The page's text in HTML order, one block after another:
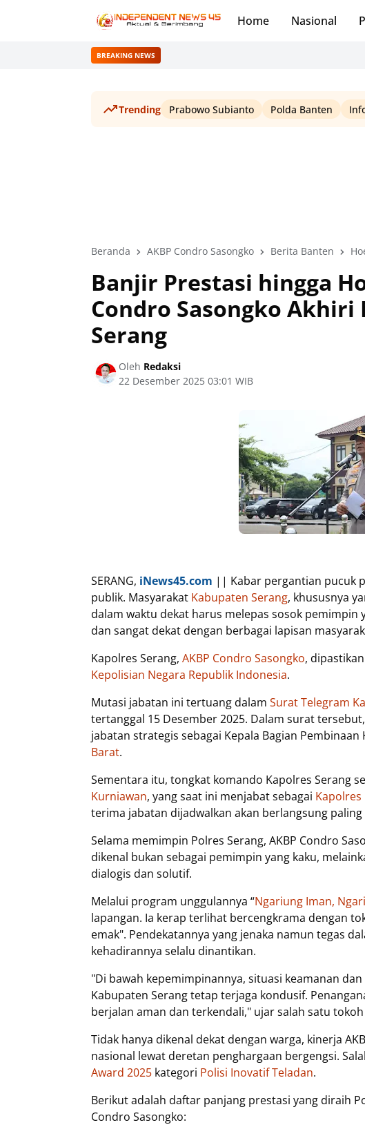
Home Nasional
BREAKING NEWS
Trending Prabowo Subianto Polda Banten
Beranda AKBP Condro Sasongko Berita Banten
Banjir Prestasi hingga
Condro Sasongko Akhiri
Serang
Oleh Redaksi
22 Desember 2025 03:01 WIB
SERANG, iNews45.com || Kabar pergantian pucuk
publik. Masyarakat Kabupaten Serang, khususnya
dalam waktu dekat harus melepas sosok pemimpin
dan sangat dekat dengan berbagai lapisan
Kapolres Serang, AKBP Condro Sasongko,
Kepolisian Negara Republik Indonesia.
Mutasi jabatan ini tertuang dalam Surat Telegram
tertanggal 15 Desember 2025. Dalam surat
jabatan strategis sebagai Kepala Bagian Pembinaan
Barat.
Sementara itu, tongkat komando Kapolres Serang
Kurniawan, yang saat ini menjabat sebagai
terima jabatan dijadwalkan akan berlangsung
Selama memimpin Polres Serang, AKBP Condro
dikenal bukan sebagai pemimpin yang kaku,
dialogis dan solutif.
Melalui program unggulannya “Ngariung Iman,
lapangan. Ia kerap terlihat bercengkrama dengan
emak". Pendekatannya yang jenaka namun tegas
kehadirannya selalu dinantikan.
"Di bawah kepemimpinannya, situasi keamanan
Kabupaten Serang tetap terjaga kondusif.
berjalan aman dan terkendali," ujar salah satu
Tidak hanya dikenal dekat dengan warga, kinerja
nasional lewat deretan penghargaan bergengsi.
Award 2025 kategori Polisi Inovatif Teladan.
Berikut adalah daftar panjang prestasi yang diraih
Condro Sasongko: